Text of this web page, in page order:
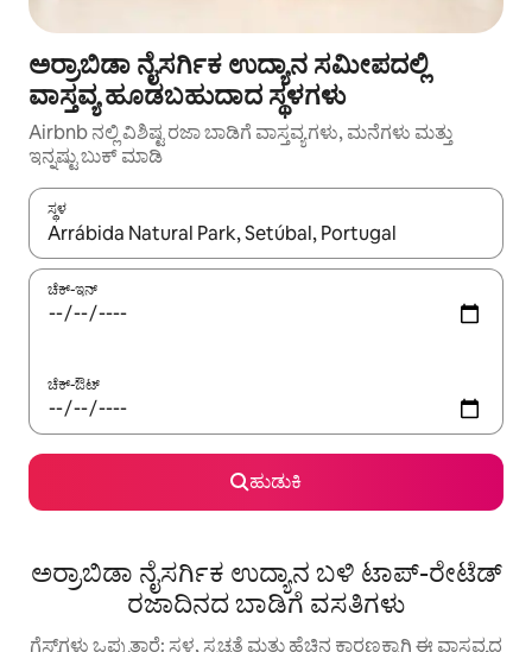
ಅರ್ರಾಬಿಡಾ ನೈಸರ್ಗಿಕ ಉದ್ಯಾನ ಸಮೀಪದಲ್ಲಿ
ವಾಸ್ತವ್ಯ ಹೂಡಬಹುದಾದ ಸ್ಥಳಗಳು
Airbnb ನಲ್ಲಿ ವಿಶಿಷ್ಟ ರಜಾ ಬಾಡಿಗೆ ವಾಸ್ತವ್ಯಗಳು, ಮನೆಗಳು ಮತ್ತು
ಇನ್ನಷ್ಟು ಬುಕ್ ಮಾಡಿ
ಸ್ಥಳ
ಫಲಿತಾಂಶಗಳು ಲಭ್ಯವಿರುವಾಗ, ಅಪ್ ಮತ್ತು ಡೌನ್ ಬಾಣದ ಕೀಲಿಗಳೊಂದಿಗೆ
ಚೆಕ್-ಇನ್
ಚೆಕ್-ಔಟ್
ಹುಡುಕಿ
ಅರ್ರಾಬಿಡಾ ನೈಸರ್ಗಿಕ ಉದ್ಯಾನ ಬಳಿ ಟಾಪ್-ರೇಟೆಡ್
ರಜಾದಿನದ ಬಾಡಿಗೆ ವಸತಿಗಳು
ಗೆಸ್ಟ್‌ಗಳು ಒಪ್ಪುತ್ತಾರೆ: ಸ್ಥಳ, ಸ್ವಚ್ಛತೆ ಮತ್ತು ಹೆಚ್ಚಿನ ಕಾರಣಕ್ಕಾಗಿ ಈ ವಾಸ್ತವ್ಯದ